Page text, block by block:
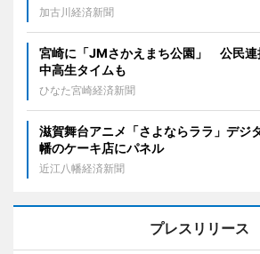
加古川経済新聞
宮崎に「JMさかえまち公園」 公民連
中高生タイムも
ひなた宮崎経済新聞
滋賀舞台アニメ「さよならララ」デ
幡のケーキ店にパネル
近江八幡経済新聞
プレスリリース